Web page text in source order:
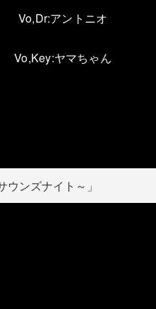
Vo,Dr:アントニオ
Vo,Key:ヤマちゃん
ウンズナイト～」